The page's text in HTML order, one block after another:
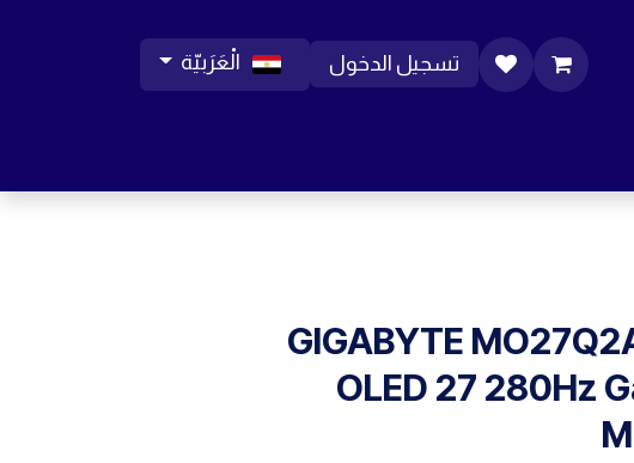
تسجيل الدخول الْعَرَبيّة
GIGABYTE
OLED 27 280Hz